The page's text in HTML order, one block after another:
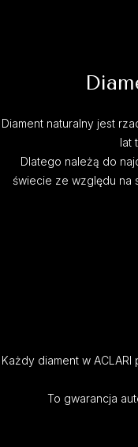
Diament naturalny jest
lat
Dlatego należą do
świecie ze względu na
Każdy diament w
To gwarancja